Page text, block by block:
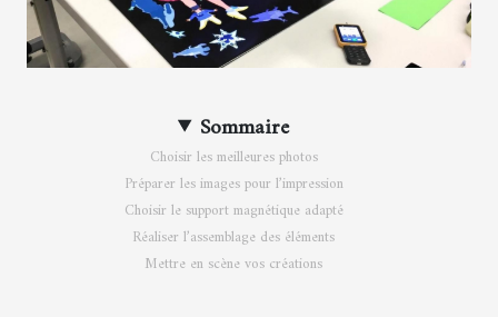
Sommaire
Choisir les meilleures photos
Préparer les images pour l’impression
Choisir le support magnétique adapté
Réaliser l’assemblage des éléments
Mettre en scène vos créations